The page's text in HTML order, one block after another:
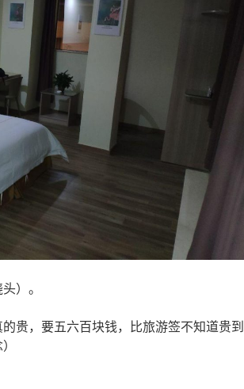
）。
贵，要五六百块钱，比旅游签不知道贵到